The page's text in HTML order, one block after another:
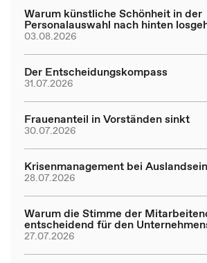
Warum künstliche Schönheit in der
Personalauswahl nach hinten
03.08.2026
Der Entscheidungskompass
31.07.2026
Frauenanteil in Vorständen sinkt
30.07.2026
Krisenmanagement bei
28.07.2026
Warum die Stimme der
entscheidend für den
27.07.2026